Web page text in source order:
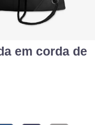
em corda de